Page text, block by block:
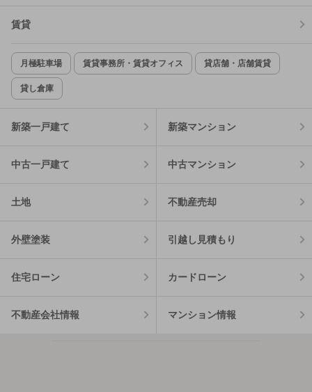
賃貸
月極駐車場 賃貸事務所・賃貸オフィス 貸店舗・店舗賃貸
貸し倉庫
新築一戸建て 新築マンション
中古一戸建て 中古マンション
土地 不動産売却
外壁塗装 引越し見積もり
住宅ローン カードローン
不動産会社情報 マンション情報